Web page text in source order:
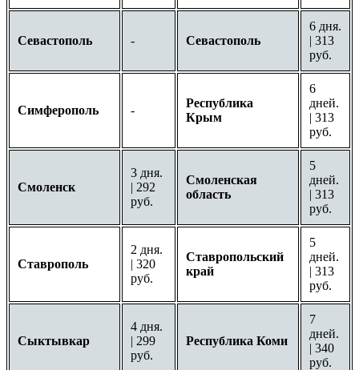
Севастополь - Севастополь
6 дня.
| 313
руб.
Симферополь -
Республика
Крым
6
дней.
| 313
руб.
Смоленск
3 дня.
| 292
руб.
Смоленская
область
5
дней.
| 313
руб.
Ставрополь
2 дня.
| 320
руб.
Ставропольский
край
5
дней.
| 313
руб.
Сыктывкар
4 дня.
| 299
руб.
Республика Коми
7
дней.
| 340
руб.